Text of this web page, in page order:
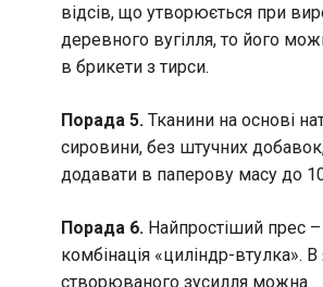
відсів, що утворюється при
деревного вугілля, то його
в брикети з тирси.
Порада 5. Тканини на основі
сировини, без штучних
додавати в паперову масу до
Порада 6. Найпростіший прес
комбінація «циліндр-втулка». В
створюваного зусилля можна